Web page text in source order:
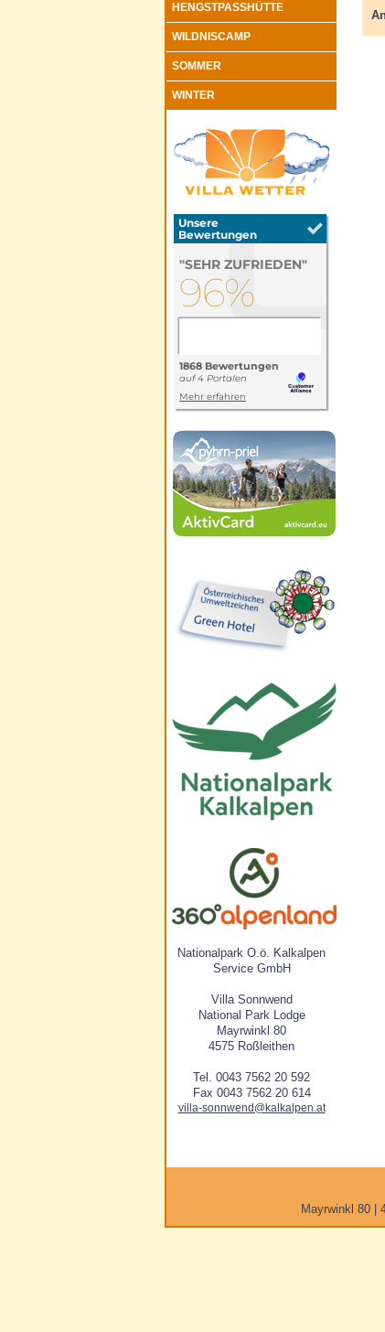
HENGSTPASSHÜTTE
WILDNISCAMP
SOMMER
WINTER
Nationalpark O.ö. Kalkalpen
Service GmbH
Villa Sonnwend
National Park Lodge
Mayrwinkl 80
4575 Roßleithen
Tel. 0043 7562 20 592
Fax 0043 7562 20 614
villa-sonnwend@kalkalpen.at
Mayrwinkl 80 |